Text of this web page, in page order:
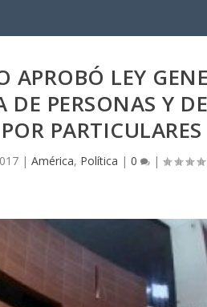
APROBÓ LEY
PERSONAS Y
PARTICULARES
|América, Política |0 |